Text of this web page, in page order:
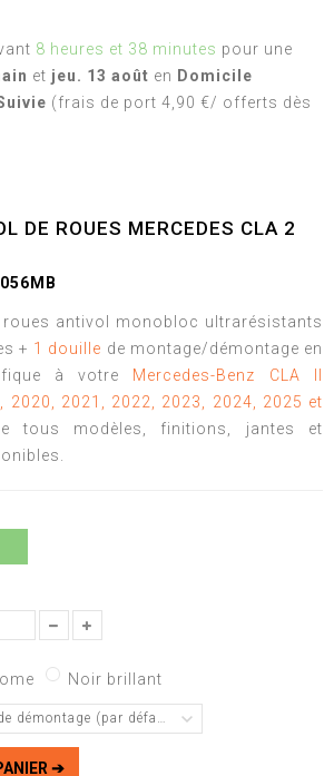
8 heures et 38 minutes pour une
et jeu. 13 août en Domicile
(frais de port 4,90 €/ offerts dès
DE ROUES MERCEDES CLA 2
roues antivol monobloc ultrarésistants
+ 1 douille de montage/démontage en
à votre Mercedes-Benz CLA II
2020, 2021, 2022, 2023, 2024, 2025 et
tous modèles, finitions, jantes et
Noir brillant
démontage (par défaut)
➔